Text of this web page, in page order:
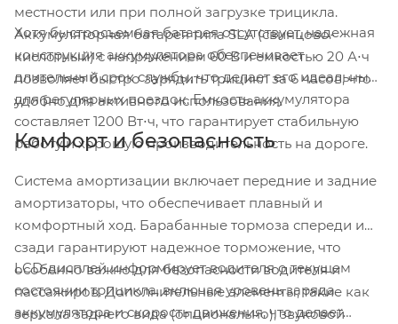
местности или при полной загрузке трицикла.
Аккумуляторная батарея типа SLA (свинцово-
кислотный) с напряжением 60 В и емкостью 20 А⋅ч
позволяет быстро зарядить трицикл за 6 часов, что
удобно для активного использования.
Хотя быстросъемная батарея отсутствует, надежная
конструкция аккумулятора обеспечивает
длительный срок службы, что делает его идеальным
для регулярных поездок. Емкость аккумулятора
составляет 1200 Вт⋅ч, что гарантирует стабильную
работу и хорошую производительность на дороге.
Комфорт и безопасность
Система амортизации включает передние и задние
амортизаторы, что обеспечивает плавный и
комфортный ход. Барабанные тормоза спереди и
сзади гарантируют надежное торможение, что
особенно важно для безопасности водителя и
пассажиров. Дополнительные элементы, такие как
зеркала заднего вида (опционально), звуковой
LCD-дисплей информирует водителя о текущем
состоянии трицикла, включая уровень заряда
аккумулятора и скорость движения, что делает